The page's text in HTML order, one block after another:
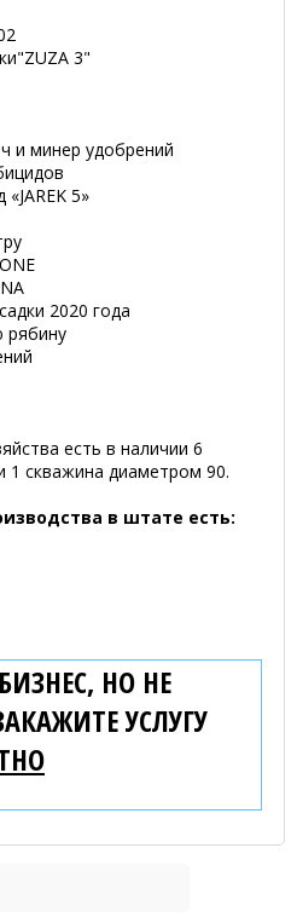
3"
и минер удобрений
5»
2020 года
рябину
есть в наличии 6
1 скважина диаметром 90.
в штате есть:
НО НЕ
УСЛУГУ